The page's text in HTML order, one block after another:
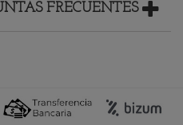
FRECUENTES